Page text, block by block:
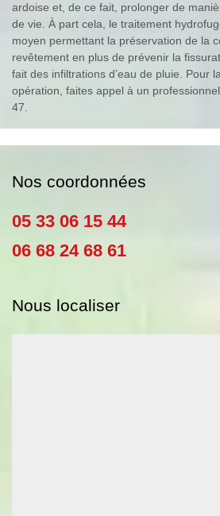
ardoise et, de ce fait, prolonger de
de vie. À part cela, le traitement
moyen permettant la préservation de la
revêtement en plus de prévenir la
fait des infiltrations d’eau de pluie. Pour
opération, faites appel à un
47.
Nos coordonnées
05 33 06 15 44
06 68 24 68 61
Nous localiser